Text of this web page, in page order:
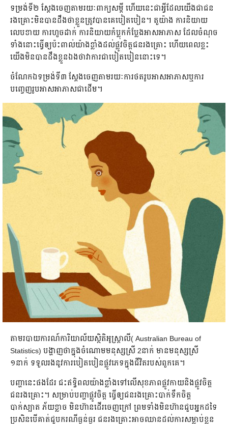
ទម្រង់ទី២ ស្ដែង​ចេញ​តាម​រយៈ​ពាក្យ​សម្ដី ហើយ​នេះ​ជា​អ្វី​ដែល​យើង​ជា​ជន​
រង​គ្រោះ​មិន​បាន​ដឹង​ថា​ខ្លួន​ត្រូវ​បាន​គេ​បៀត​បៀ​ន។ តួយ៉ាង ការ​និយាយ​
លេប​ខា​យ​ ការ​ហួច​ដាក់​ ការ​និយាយ​កំប្លុកកំប្លែង​អាសអាភាស ដែល​ចំណុច​
ទាំងនោះ​ធ្វើ​ឲ្យ​ប៉ះ​ពាល់​យ៉ាង​ខ្លាំង​ដល់​​ផ្លូវ​ចិត្ត​ជន​រង​គ្រោះ ហើយ​ពេល​ខ្លះ
យើង​មិន​បាន​ដឹង​ខ្លួន​ឯង​ថា​វា​ការ​ជា​បៀត​បៀ​ន​នោះ​ទេ។
ចំណែក​ឯ​ទម្រង់​ទី៣ ស្ដែង​ចេញ​តាម​រយៈ​ការ​ថត​រូប​អាស​អា​ភា​ស​ឬ​ការ​
បញ្ចេញ​រូប​អាស​អាភាស​ជា​ដើម។
តាម​របាយ​ការណ៍​ការិយាល័យ​ស្ថិតិ​អូស្ត្រាលី( Australian Bureau of
Statistics) បង្ហាញ​ថា​ក្នុង​ចំណោម​មនុស្ស​ស្រី 2នាក់ មាន​មនុស្ស​ស្រី​
១នាក់ ទទួល​រង​នូវ​ការ​បៀត​បៀ​ន​ផ្លូវ​ភេទ​ក្នុង​ជីវិត​របស់​ពួក​គេ។
បញ្ហា​នេះ​ផង​ដែរ​ ជះ​ឥទ្ធិ​ពល​យ៉ាង​ខ្លាំង​ទៅ​លើ​សុខ​ភាព​ផ្លូវ​កាយ​និង​ផ្លូវចិត្ត​
ជនរងគ្រោះ។ សម្រាប់​បញ្ហា​ផ្លូវចិត្ត​ ធ្វើ​ឲ្យ​ជន​រង​គ្រោះ​បាក់​ទឹកចិត្ត
បាក់ស្បាត ភ័យខ្លាច មិន​ហ៊ាន​ដើរ​ចេញ​ក្រៅ ព្រម​ទាំង​មិន​ហ៊ាន​ជួប​អ្នក​ដទៃ
ប្រសិន​បើ​គាត់​ជួប​ករណី​ធ្ងន់ធ្ងរ ជន​រង​គ្រោះ​អាច​ឈាន​ដល់​ការ​សម្លាប់​ខ្លួន​